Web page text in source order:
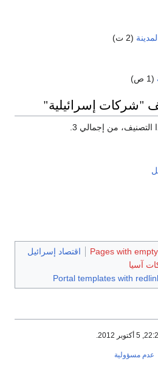
(2 ت)
(1 ص)
"شركات إسرائيلية"
Pages with
اقتصاد إسرائيل
آسيا
Portal templates with
عدم مسؤولية